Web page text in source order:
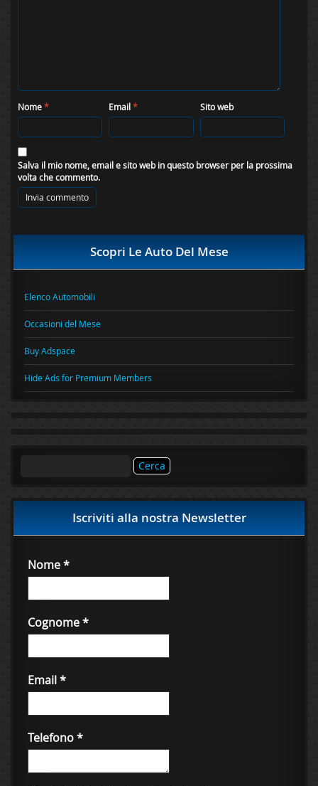
Nome* Email* Sito web
Salva il mio nome, email e sito web in questo browser per la prossima
volta che commento.
Scopri Le Auto Del Mese
Elenco Automobili
Occasioni del Mese
Buy Adspace
Hide Ads for Premium Members
Iscriviti alla nostra Newsletter
Nome*
Cognome*
Email*
Telefono*